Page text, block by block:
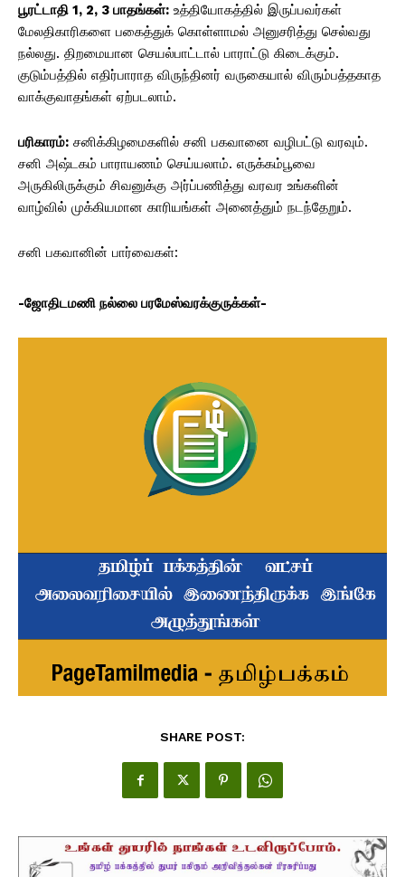
பூரட்டாதி 1, 2, 3 பாதங்கள்: உத்தியோகத்தில் இருப்பவர்கள்
மேலதிகாரிகளை பகைத்துக் கொள்ளாமல் அனுசரித்து செல்வது
நல்லது. திறமையான செயல்பாட்டால் பாராட்டு கிடைக்கும்.
குடும்பத்தில் எதிர்பாராத விருந்தினர் வருகையால் விரும்பத்தகாத
வாக்குவாதங்கள் ஏற்படலாம்.
பரிகாரம்: சனிக்கிழமைகளில் சனி பகவானை வழிபட்டு வரவும்.
சனி அஷ்டகம் பாராயணம் செய்யலாம். எருக்கம்பூவை
அருகிலிருக்கும் சிவனுக்கு அர்ப்பணித்து வரவர உங்களின்
வாழ்வில் முக்கியமான காரியங்கள் அனைத்தும் நடந்தேறும்.
சனி பகவானின் பார்வைகள்:
-ஜோதிடமணி நல்லை பரமேஸ்வரக்குருக்கள்-
SHARE POST: